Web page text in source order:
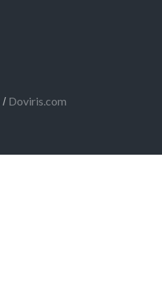
/ Doviris.com